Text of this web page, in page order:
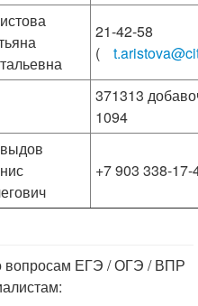
21-42-58
(
371313
1094
+7 903 338-17-
вопросам ЕГЭ / ОГЭ / ВПР